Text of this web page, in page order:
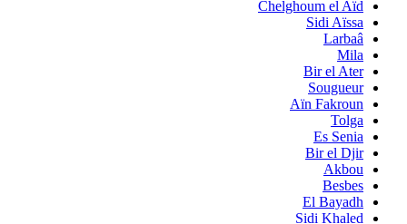
Chelghoum el Aïd
Sidi Aïssa
Larbaâ
Mila
Bir el Ater
Sougueur
Aïn Fakroun
Tolga
Es Senia
Bir el Djir
Akbou
Besbes
El Bayadh
Sidi Khaled